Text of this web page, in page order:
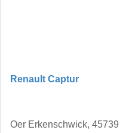
Renault Captur
Oer Erkenschwick, 45739